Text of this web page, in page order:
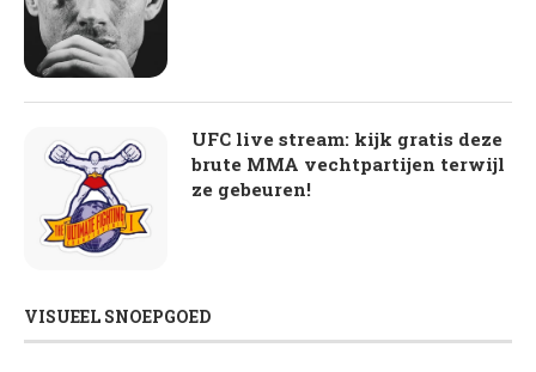
UFC live stream: kijk gratis deze
brute MMA vechtpartijen terwijl
ze gebeuren!
VISUEEL SNOEPGOED